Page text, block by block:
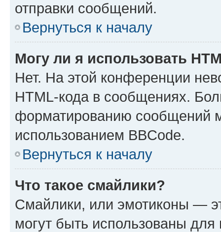
отправки сообщений.
Вернуться к началу
Могу ли я использовать
Нет. На этой конференции
HTML-кода в сообщениях.
форматированию сообщений
использованием BBCode.
Вернуться к началу
Что такое смайлики?
Смайлики, или эмотиконы —
могут быть использованы